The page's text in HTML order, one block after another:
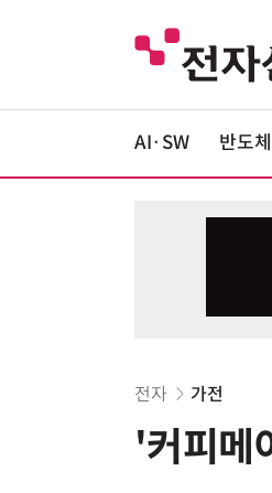
AI·SW 반도체
전자 가전
'커피메